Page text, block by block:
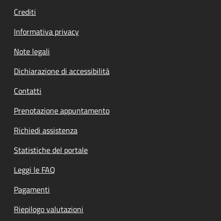
Crediti
Informativa privacy
Note legali
Dichiarazione di accessibilità
Contatti
Prenotazione appuntamento
Richiedi assistenza
Statistiche del portale
Leggi le FAQ
Pagamenti
Riepilogo valutazioni